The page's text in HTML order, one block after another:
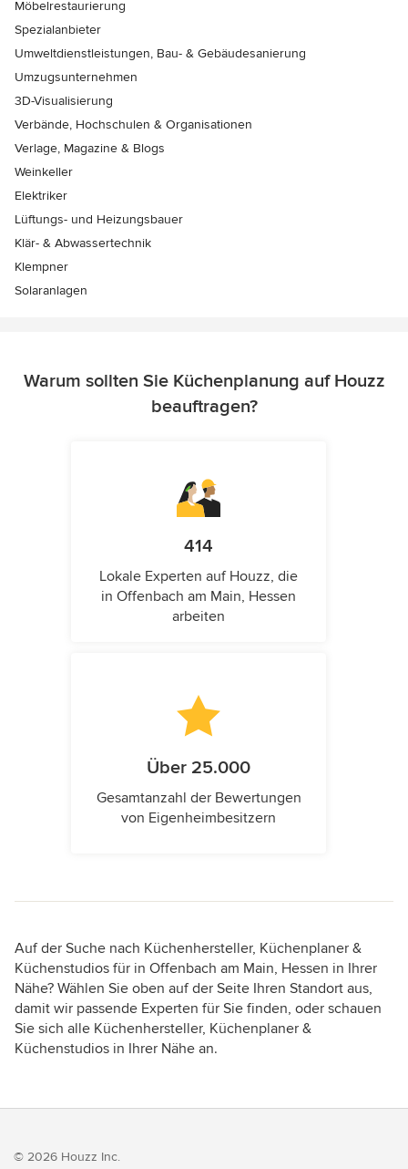
Möbelrestaurierung
Spezialanbieter
Umweltdienstleistungen, Bau- & Gebäudesanierung
Umzugsunternehmen
3D-Visualisierung
Verbände, Hochschulen & Organisationen
Verlage, Magazine & Blogs
Weinkeller
Elektriker
Lüftungs- und Heizungsbauer
Klär- & Abwassertechnik
Klempner
Solaranlagen
Warum sollten Sie Küchenplanung auf Houzz
beauftragen?
414
Lokale Experten auf Houzz, die
in Offenbach am Main, Hessen
arbeiten
Über 25.000
Gesamtanzahl der Bewertungen
von Eigenheimbesitzern
Auf der Suche nach Küchenhersteller, Küchenplaner &
Küchenstudios für in Offenbach am Main, Hessen in Ihrer
Nähe? Wählen Sie oben auf der Seite Ihren Standort aus,
damit wir passende Experten für Sie finden, oder schauen
Sie sich alle Küchenhersteller, Küchenplaner &
Küchenstudios in Ihrer Nähe an.
© 2026 Houzz Inc.